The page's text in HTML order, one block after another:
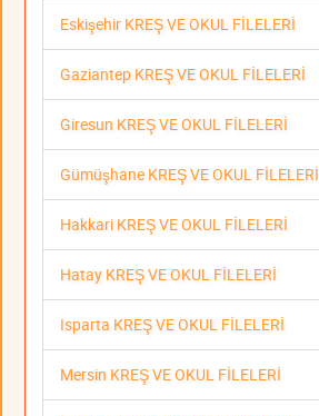
Eskişehir KREŞ VE OKUL FİLELERİ
Gaziantep KREŞ VE OKUL FİLELERİ
Giresun KREŞ VE OKUL FİLELERİ
Gümüşhane KREŞ VE OKUL FİLELERİ
Hakkari KREŞ VE OKUL FİLELERİ
Hatay KREŞ VE OKUL FİLELERİ
Isparta KREŞ VE OKUL FİLELERİ
Mersin KREŞ VE OKUL FİLELERİ